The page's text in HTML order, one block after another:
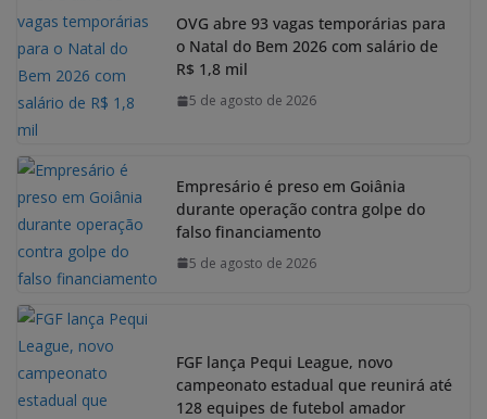
OVG abre 93 vagas temporárias para
o Natal do Bem 2026 com salário de
R$ 1,8 mil
5 de agosto de 2026
Empresário é preso em Goiânia
durante operação contra golpe do
falso financiamento
5 de agosto de 2026
FGF lança Pequi League, novo
campeonato estadual que reunirá até
128 equipes de futebol amador